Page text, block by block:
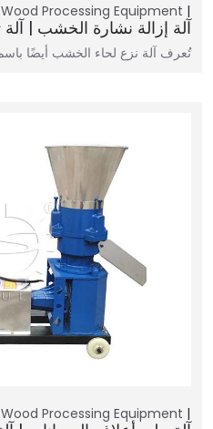
Wood Processing Equipment
آلة إزالة نشارة الخشب |
تُعرف آلة نزع لحاء الخشب أيضًا
Wood Processing Equipment